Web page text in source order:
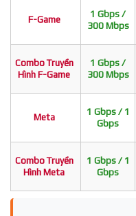
F-Game
1 Gbps /
300 Mbps
Combo Truyền
Hình F-Game
1 Gbps /
300 Mbps
Meta
1 Gbps / 1
Gbps
Combo Truyền
Hình Meta
1 Gbps / 1
Gbps